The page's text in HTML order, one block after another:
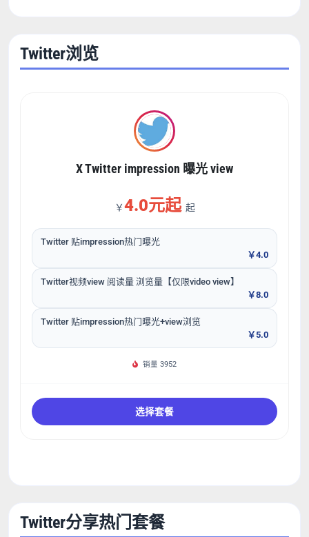
Twitter浏览
X Twitter impression 曝光 view
￥4.0元起 起
Twitter 贴impression热门曝光
￥4.0
Twitter视频view 阅读量 浏览量【仅限video view】
￥8.0
Twitter 贴impression热门曝光+view浏览
￥5.0
销量 3952
选择套餐
Twitter分享热门套餐